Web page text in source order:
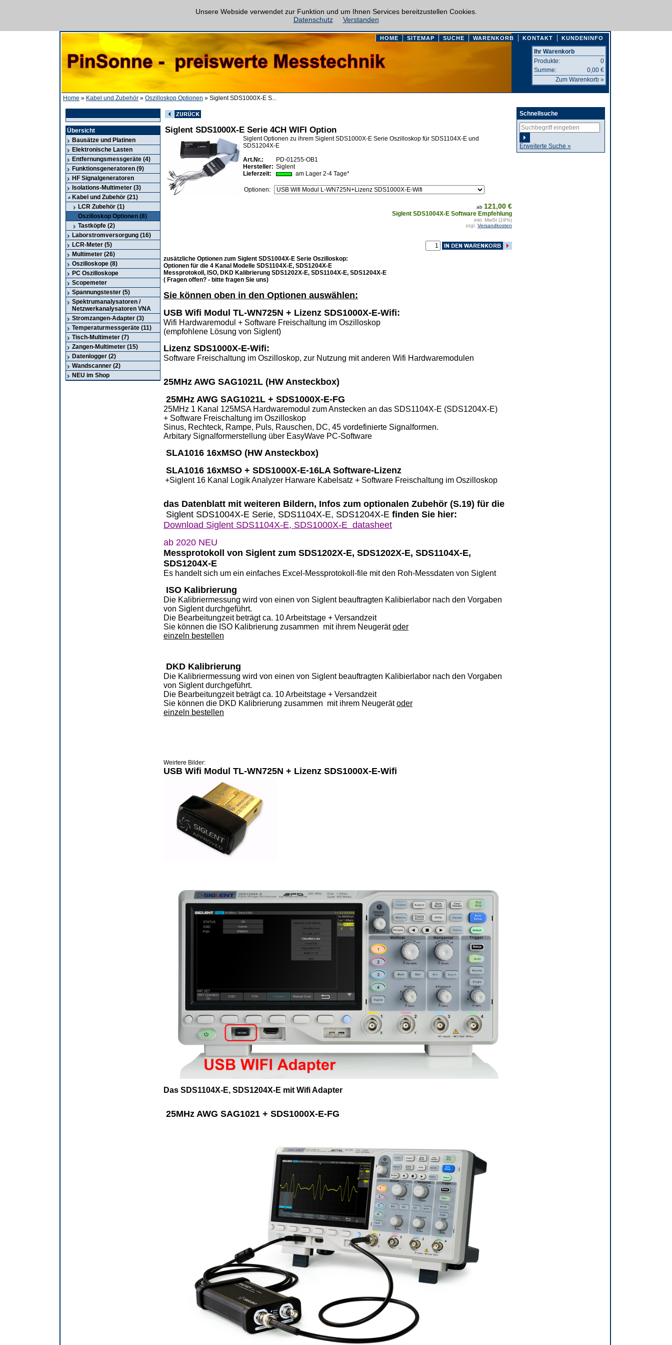
HOME SITEMAP SUCHE WARENKORB KONTAKT KUNDENINFO
Ihr Warenkorb
Produkte:
0
Summe:
0,00 €
Zum Warenkorb »
Home » Kabel und Zubehör » Oszilloskop Optionen » Siglent SDS1000X-E S...
Unsere Webside verwendet zur Funktion und um Ihnen Services bereitzustellen Cookies.
Datenschutz
Verstanden
Übersicht
Bausätze und Platinen
Elektronische Lasten
Entfernungsmessgeräte (4)
Funktionsgeneratoren (9)
HF Signalgeneratoren
Isolations-Multimeter (3)
Kabel und Zubehör (21)
LCR Zubehör (1)
Oszilloskop Optionen (8)
Tastköpfe (2)
Laborstromversorgung (16)
LCR-Meter (5)
Multimeter (26)
Oszilloskope (8)
PC Oszilloskope
Scopemeter
Spannungstester (5)
Spektrumanalysatoren /
Netzwerkanalysatoren VNA
Stromzangen-Adapter (3)
Temperaturmessgeräte (11)
Tisch-Multimeter (7)
Zangen-Multimeter (15)
Datenlogger (2)
Wandscanner (2)
NEU im Shop
Siglent SDS1000X-E Serie 4CH WIFI Option
Siglent Optionen zu ihrem Siglent SDS1000X-E Serie Oszilloskop für SDS1104X-E und
SDS1204X-E
Art.Nr.:
PD-01255-OB1
Hersteller: Siglent
Lieferzeit:
am Lager 2-4 Tage*
Optionen:
ab 121,00 €
Siglent SDS1004X-E Software Empfehlung
inkl. MwSt (19%)
zzgl. Versandkosten
zusätzliche Optionen zum Siglent SDS1004X-E Serie Oszilloskop:
Optionen für die 4 Kanal Modelle SDS1104X-E, SDS1204X-E
Messprotokoll, ISO, DKD Kalibrierung SDS1202X-E, SDS1104X-E, SDS1204X-E
( Fragen offen? - bitte fragen Sie uns)
Sie können oben in den Optionen auswählen:
USB Wifi Modul TL-WN725N + Lizenz SDS1000X-E-Wifi:
Wifi Hardwaremodul + Software Freischaltung im Oszilloskop
(empfohlene Lösung von Siglent)
Lizenz SDS1000X-E-Wifi:
Software Freischaltung im Oszilloskop, zur Nutzung mit anderen Wifi Hardwaremodulen
25MHz AWG SAG1021L (HW Ansteckbox)
25MHz AWG SAG1021L + SDS1000X-E-FG
25MHz 1 Kanal 125MSA Hardwaremodul zum Anstecken an das SDS1104X-E (SDS1204X-E)
+ Software Freischaltung im Oszilloskop
Sinus, Rechteck, Rampe, Puls, Rauschen, DC, 45 vordefinierte Signalformen.
Arbitary Signalformerstellung über EasyWave PC-Software
SLA1016 16xMSO (HW Ansteckbox)
SLA1016 16xMSO + SDS1000X-E-16LA Software-Lizenz
+Siglent 16 Kanal Logik Analyzer Harware Kabelsatz + Software Freischaltung im Oszilloskop
das Datenblatt mit weiteren Bildern, Infos zum optionalen Zubehör (S.19) für die
Siglent SDS1004X-E Serie, SDS1104X-E, SDS1204X-E finden Sie hier:
Download Siglent SDS1104X-E, SDS1000X-E datasheet
ab 2020 NEU
Messprotokoll von Siglent zum SDS1202X-E, SDS1202X-E, SDS1104X-E,
SDS1204X-E
Es handelt sich um ein einfaches Excel-Messprotokoll-file mit den Roh-Messdaten von Siglent
ISO Kalibrierung
Die Kalibriermessung wird von einen von Siglent beauftragten Kalibierlabor nach den Vorgaben
von Siglent durchgeführt.
Die Bearbeitungzeit beträgt ca. 10 Arbeitstage + Versandzeit
Sie können die ISO Kalibrierung zusammen mit ihrem Neugerätoder
einzeln bestellen
DKD Kalibrierung
Die Kalibriermessung wird von einen von Siglent beauftragten Kalibierlabor nach den Vorgaben
von Siglent durchgeführt.
Die Bearbeitungzeit beträgt ca. 10 Arbeitstage + Versandzeit
Sie können die DKD Kalibrierung zusammen mit ihrem Neugerätoder
einzeln bestellen
Weirtere Bilder:
USB Wifi Modul TL-WN725N + Lizenz SDS1000X-E-Wifi
Das SDS1104X-E, SDS1204X-E mit Wifi Adapter
25MHz AWG SAG1021 + SDS1000X-E-FG
Schnellsuche
Erweiterte Suche »